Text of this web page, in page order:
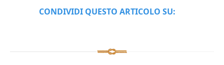
CONDIVIDI QUESTO ARTICOLO SU: